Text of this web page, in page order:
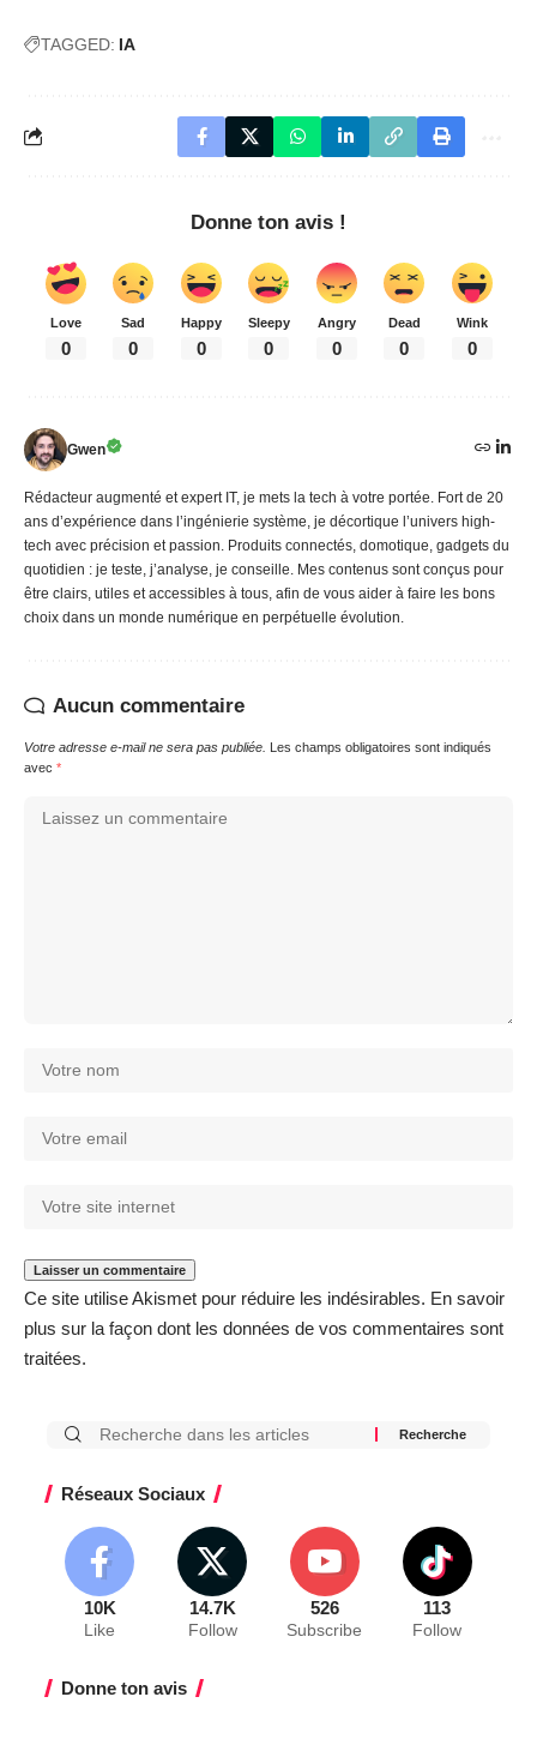
TAGGED: IA
Donne ton avis !
Love
0
Sad
0
Happy
0
Sleepy
0
Angry
0
Dead
0
Wink
0
Gwen
Rédacteur augmenté et expert IT, je mets la tech à votre portée. Fort de 20
ans d’expérience dans l’ingénierie système, je décortique l’univers high-
tech avec précision et passion. Produits connectés, domotique, gadgets du
quotidien : je teste, j’analyse, je conseille. Mes contenus sont conçus pour
être clairs, utiles et accessibles à tous, afin de vous aider à faire les bons
choix dans un monde numérique en perpétuelle évolution.
Aucun commentaire
Votre adresse e-mail ne sera pas publiée. Les champs obligatoires sont indiqués
avec *
Ce site utilise Akismet pour réduire les indésirables. En savoir
plus sur la façon dont les données de vos commentaires sont
traitées.
Réseaux Sociaux
10K
Like
14.7K
Follow
526
Subscribe
113
Follow
Donne ton avis